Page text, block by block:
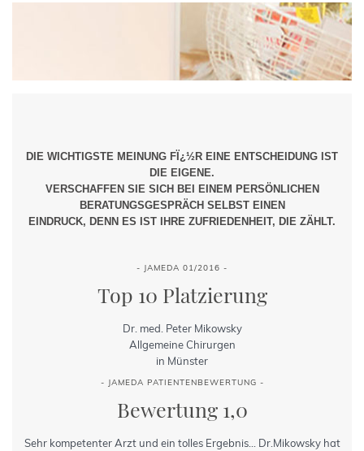
DIE WICHTIGSTE MEINUNG FÏ¿½R EINE ENTSCHEIDUNG IST
DIE EIGENE.
VERSCHAFFEN SIE SICH BEI EINEM PERSÖNLICHEN
BERATUNGSGESPRÄCH SELBST EINEN
EINDRUCK, DENN ES IST IHRE ZUFRIEDENHEIT, DIE ZÄHLT.
- JAMEDA 01/2016 -
Top 10 Platzierung
Dr. med. Peter Mikowsky
Allgemeine Chirurgen
in Münster
- JAMEDA PATIENTENBEWERTUNG -
Bewertung 1,0
Sehr kompetenter Arzt und ein tolles Ergebnis... Dr.Mikowsky hat